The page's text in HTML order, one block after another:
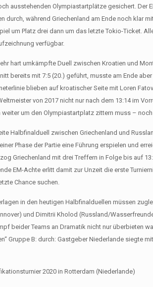
ausstehenden Olympiastartplätze gesichert.
durch, während Griechenland am Ende noch klar
um Platz drei dann um das letzte Tokio-Ticket.
verfügbar.
hart umkämpfte Duell zwischen Kroatien und
bereits mit 7:5 (20.) geführt, musste am Ende
blieben auf kroatischer Seite mit Loren
von 2017 nicht nur nach dem 13:14 im
weiter um den Olympiastartplatz zittern muss –
Halbfinalduell zwischen Griechenland und
Phase der Partie eine Führung erspielen und
Griechenland mit drei Treffern in Folge bis auf
EM-Achte erlitt damit zur Unzeit die erste
Chance suchen.
in den heutigen Halbfinalduellen müssen
und Dimitrii Kholod (Russland/
beider Teams an Dramatik nicht nur überbieten
Gruppe B: durch: Gastgeber Niederlande siegte
2020 in Rotterdam (Niederlande)